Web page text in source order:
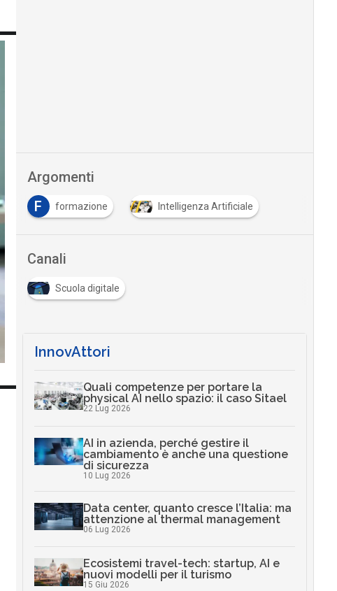
Argomenti
F
formazione Intelligenza Artificiale
Canali
Scuola digitale
InnovAttori
Quali competenze per portare la
physical AI nello spazio: il caso Sitael
22 Lug 2026
AI in azienda, perché gestire il
cambiamento è anche una questione
di sicurezza
10 Lug 2026
Data center, quanto cresce l’Italia: ma
attenzione al thermal management
06 Lug 2026
Ecosistemi travel-tech: startup, AI e
nuovi modelli per il turismo
15 Giu 2026